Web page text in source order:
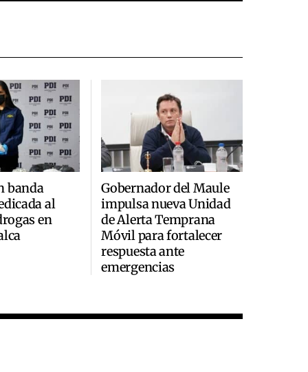
banda
al
en
Gobernador del Maule
impulsa nueva Unidad
de Alerta Temprana
Móvil para fortalecer
respuesta ante
emergencias